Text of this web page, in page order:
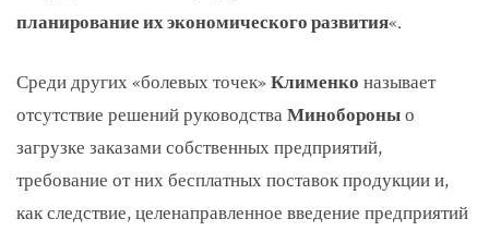
планирование их экономического развития«.
Среди других «болевых точек»Клименко называет
отсутствие решений руководстваМинобороныо
загрузке заказами собственных предприятий,
требование от них бесплатных поставок продукции и,
как следствие, целенаправленное введение предприятий